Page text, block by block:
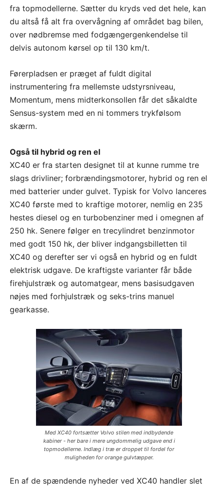
fra topmodellerne. Sætter du kryds ved det hele, kan
du altså få alt fra overvågning af området bag bilen,
over nødbremse med fodgængergenkendelse til
delvis autonom kørsel op til 130 km/t.
Førerpladsen er præget af fuldt digital
instrumentering fra mellemste udstyrsniveau,
Momentum, mens midterkonsollen får det såkaldte
Sensus-system med en ni tommers trykfølsom
skærm.
Også til hybrid og ren el
XC40 er fra starten designet til at kunne rumme tre
slags drivliner; forbrændingsmotorer, hybrid og ren el
med batterier under gulvet. Typisk for Volvo lanceres
XC40 første med to kraftige motorer, nemlig en 235
hestes diesel og en turbobenziner med i omegnen af
250 hk. Senere følger en trecylindret benzinmotor
med godt 150 hk, der bliver indgangsbilletten til
XC40 og derefter ser vi også en hybrid og en fuldt
elektrisk udgave. De kraftigste varianter får både
firehjulstræk og automatgear, mens basisudgaven
nøjes med forhjulstræk og seks-trins manuel
gearkasse.
Med XC40 fortsætter Volvo stilen med indbydende
kabiner - her bare i mere ungdommelig udgave end i
topmodellerne. Indlæg i træ er droppet til fordel for
muligheden for orange gulvtæpper.
En af de spændende nyheder ved XC40 handler slet